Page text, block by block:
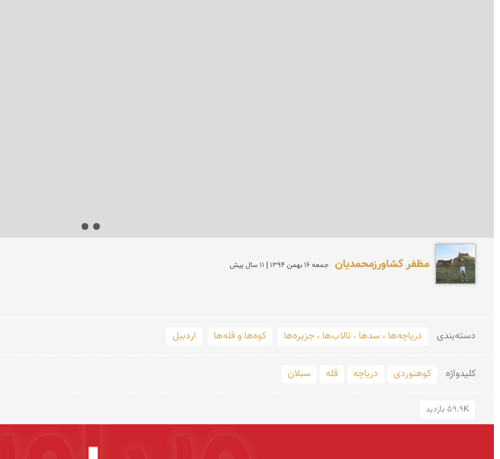
مظفر کشاورزمحمدیان جمعه 16 بهمن 1394 | 11 سال پیش
دسته‌بندی دریاچه‌ها ، سدها ، تالاب‌ها ، جزیره‌ها کوه‌ها و قله‌ها اردبیل
کلید‌واژه کوهنوردی دریاچه قله سبلان
59.9K بازدید